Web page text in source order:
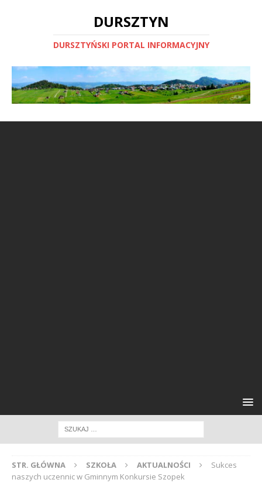
DURSZTYN
DURSZTYŃSKI PORTAL INFORMACYJNY
STR. GŁÓWNA SZKOŁA AKTUALNOŚCI
Sukces
naszych uczennic w Gminnym Konkursie Szopek